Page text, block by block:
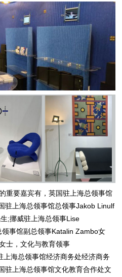
要嘉宾有，英国驻上海总领事馆
驻上海总领事馆总领事Jakob Linulf
;挪威驻上海总领事Lise
事馆副总领事Katalin Zambo女
士，文化与教育领事
海总领事馆经济商务处经济商务
驻上海总领事馆文化教育合作处文